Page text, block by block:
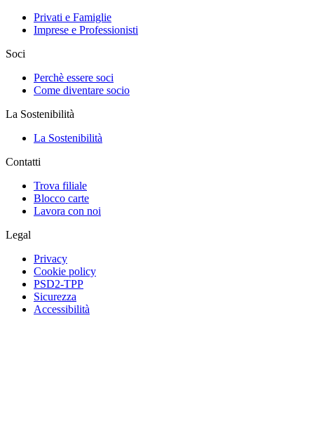
Privati e Famiglie
Imprese e Professionisti
Soci
Perchè essere soci
Come diventare socio
La Sostenibilità
La Sostenibilità
Contatti
Trova filiale
Blocco carte
Lavora con noi
Legal
Privacy
Cookie policy
PSD2-TPP
Sicurezza
Accessibilità